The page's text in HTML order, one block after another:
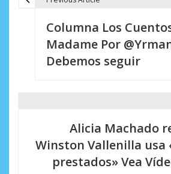
Columna Los
Madame Por
Debemos seguir
Alicia Machado
Winston Vallenilla usa
prestados» Vea